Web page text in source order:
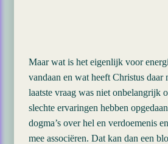
Maar wat is het eigenlijk voor
vandaan en wat heeft Christus daar
laatste vraag was niet onbelangrijk
slechte ervaringen hebben
dogma’s over hel en verdoemenis
mee associëren. Dat kan dan een